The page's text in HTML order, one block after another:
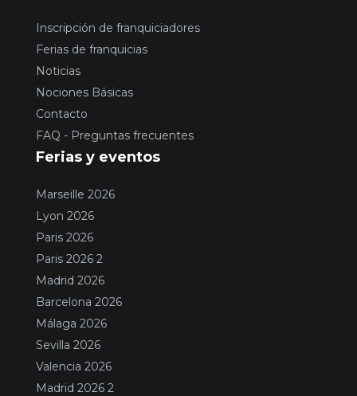
Inscripción de franquiciadores
Ferias de franquicias
Noticias
Nociones Básicas
Contacto
FAQ - Preguntas frecuentes
Ferias y eventos
Marseille 2026
Lyon 2026
Paris 2026
Paris 2026 2
Madrid 2026
Barcelona 2026
Málaga 2026
Sevilla 2026
Valencia 2026
Madrid 2026 2